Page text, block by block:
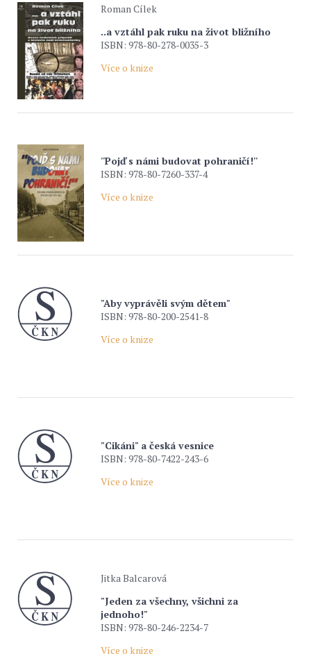
Roman Cílek
..a vztáhl pak ruku na život bližního
ISBN: 978-80-278-0035-3
Více o knize
''Pojď s námi budovat pohraničí!''
ISBN: 978-80-7260-337-4
Více o knize
"Aby vyprávěli svým dětem"
ISBN: 978-80-200-2541-8
Více o knize
"Cikáni" a česká vesnice
ISBN: 978-80-7422-243-6
Více o knize
Jitka Balcarová
"Jeden za všechny, všichni za
jednoho!"
ISBN: 978-80-246-2234-7
Více o knize